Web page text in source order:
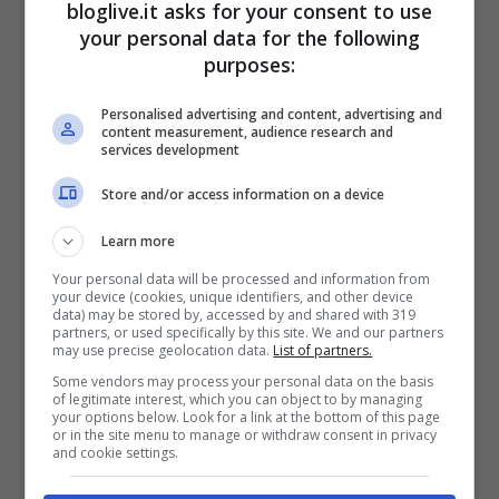
Viky Varga, una diva a
Milano: “Una favola”
Post Instagram (Screenshot)
bloglive.it asks for your consent to use
your personal data for the following
purposes:
Personalised advertising and content, advertising and
content measurement, audience research and
services development
Store and/or access information on a device
Learn more
Your personal data will be processed and information from
your device (cookies, unique identifiers, and other device
data) may be stored by, accessed by and shared with 319
partners, or used specifically by this site. We and our partners
may use precise geolocation data. List of partners.
Some vendors may process your personal data on the basis
of legitimate interest, which you can object to by managing
your options below. Look for a link at the bottom of this page
or in the site menu to manage or withdraw consent in privacy
and cookie settings.